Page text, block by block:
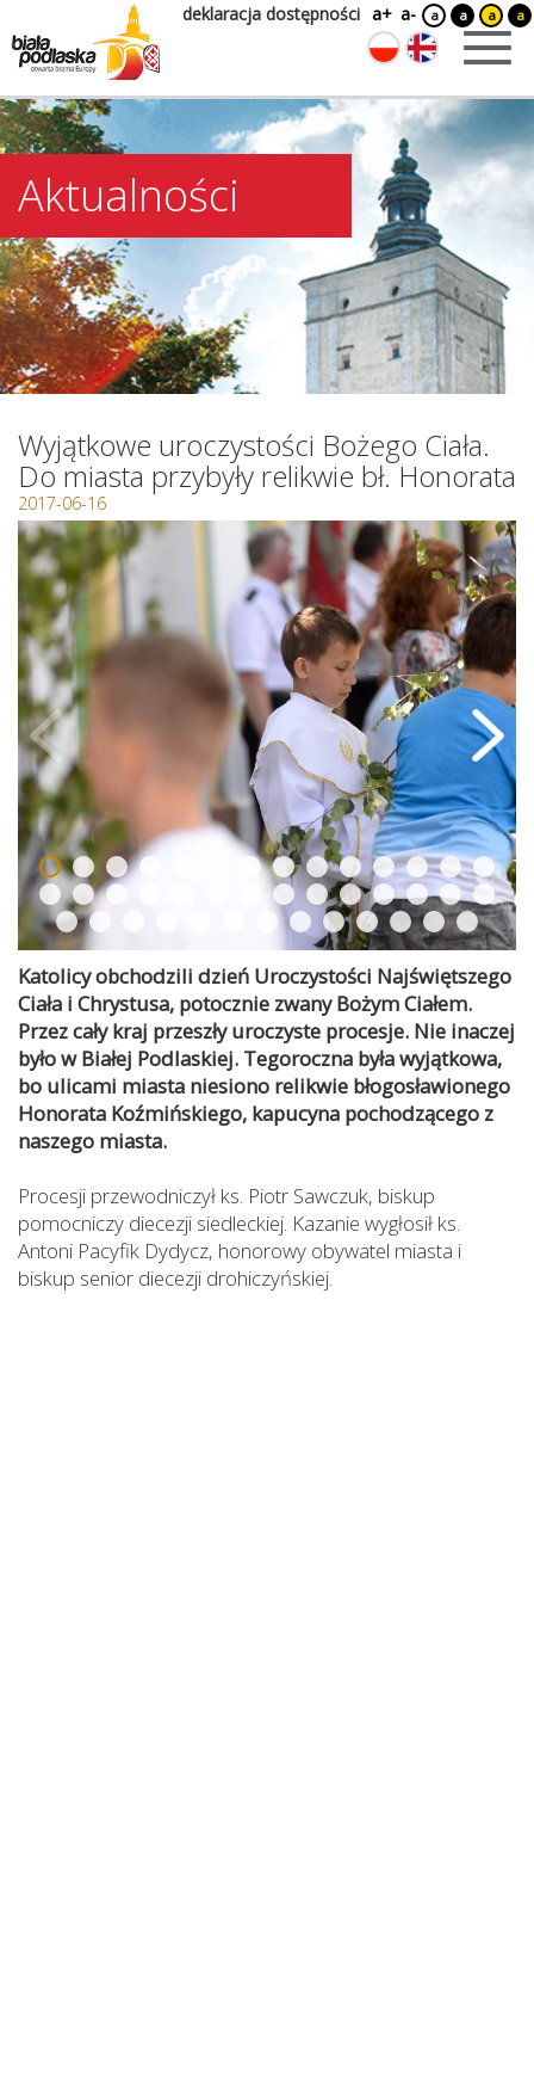
deklaracja dostępności a+ a- a a a a
Aktualności
Wyjątkowe uroczystości Bożego Ciała.
Do miasta przybyły relikwie bł. Honorata
2017-06-16
Katolicy obchodzili dzień Uroczystości Najświętszego
Ciała i Chrystusa, potocznie zwany Bożym Ciałem.
Przez cały kraj przeszły uroczyste procesje. Nie inaczej
było w Białej Podlaskiej. Tegoroczna była wyjątkowa,
bo ulicami miasta niesiono relikwie błogosławionego
Honorata Koźmińskiego, kapucyna pochodzącego z
naszego miasta.
Procesji przewodniczył ks. Piotr Sawczuk, biskup
pomocniczy diecezji siedleckiej. Kazanie wygłosił ks.
Antoni Pacyfik Dydycz, honorowy obywatel miasta i
biskup senior diecezji drohiczyńskiej.